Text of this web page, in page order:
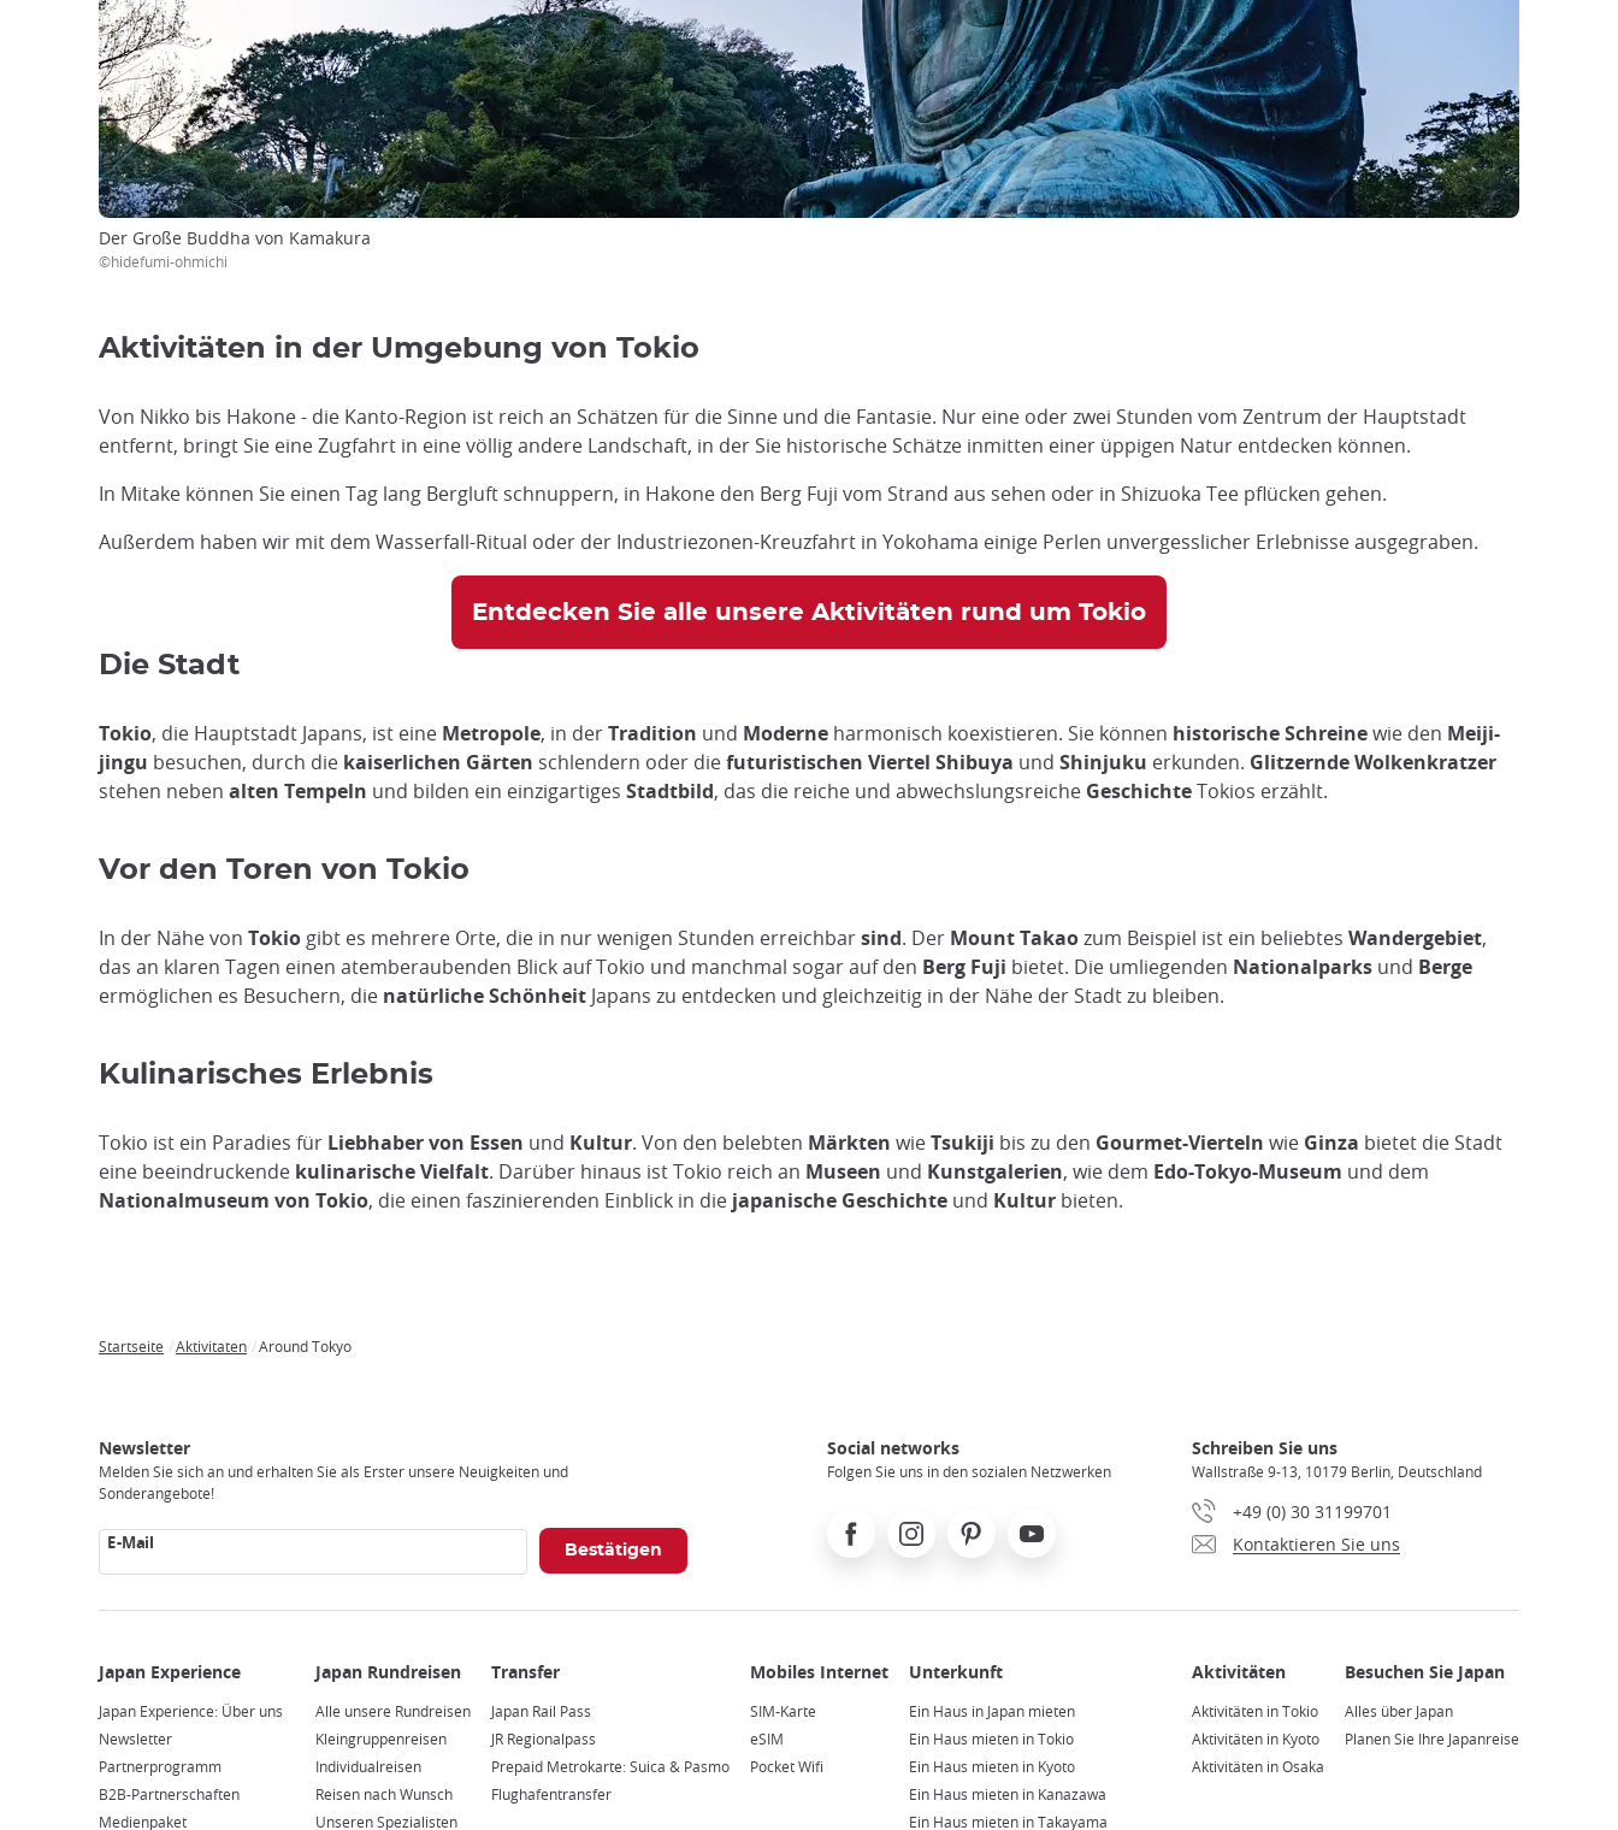
Der Große Buddha von Kamakura
©hidefumi-ohmichi
Aktivitäten in der Umgebung von Tokio
Von Nikko bis Hakone - die Kanto-Region ist reich an Schätzen für die Sinne und die Fantasie. Nur eine oder zwei Stunden vom Zentrum der Hauptstadt
entfernt, bringt Sie eine Zugfahrt in eine völlig andere Landschaft, in der Sie historische Schätze inmitten einer üppigen Natur entdecken können.
In Mitake können Sie einen Tag lang Bergluft schnuppern, in Hakone den Berg Fuji vom Strand aus sehen oder in Shizuoka Tee pflücken gehen.
Außerdem haben wir mit dem Wasserfall-Ritual oder der Industriezonen-Kreuzfahrt in Yokohama einige Perlen unvergesslicher Erlebnisse ausgegraben.
Entdecken Sie alle unsere Aktivitäten rund um Tokio
Die Stadt
Tokio, die Hauptstadt Japans, ist eine Metropole, in derTradition und Moderne harmonisch koexistieren. Sie können historische Schreinewie den Meiji-
jingu besuchen, durch die kaiserlichen Gärten schlendern oder diefuturistischen Viertel Shibuya und Shinjuku erkunden. Glitzernde Wolkenkratzer
stehen neben alten Tempeln und bilden ein einzigartiges Stadtbild, das die reiche und abwechslungsreiche GeschichteTokios erzählt.
Vor den Toren von Tokio
In der Nähe von Tokio gibt es mehrere Orte, die in nur wenigen Stunden erreichbarsind. Der Mount Takaozum Beispiel ist ein beliebtes Wandergebiet,
das an klaren Tagen einen atemberaubenden Blick auf Tokio und manchmal sogar auf den Berg Fuji bietet. Die umliegenden Nationalparks und Berge
ermöglichen es Besuchern, die natürliche Schönheit Japans zu entdecken und gleichzeitig in der Nähe der Stadt zu bleiben.
Kulinarisches Erlebnis
Tokio ist ein Paradies für Liebhaber von Essen und Kultur. Von den belebten Märkten wieTsukiji bis zu den Gourmet-Vierteln wie Ginza bietet die Stadt
eine beeindruckende kulinarische Vielfalt. Darüber hinaus ist Tokio reich an Museen und Kunstgalerien, wie dem Edo-Tokyo-Museum und dem
Nationalmuseum von Tokio, die einen faszinierenden Einblick in die japanische Geschichte und Kultur bieten.
Startseite Aktivitaten Around Tokyo
Newsletter
Melden Sie sich an und erhalten Sie als Erster unsere Neuigkeiten und
Sonderangebote!
E-Mail
Social networks
Folgen Sie uns in den sozialen Netzwerken
FacebookInstagramPinterest Youtube
Schreiben Sie uns
Wallstraße 9-13, 10179 Berlin, Deutschland
+49 (0) 30 31199701
Kontaktieren Sie uns
Experience
Japan Experience: Über uns
Newsletter
Partnerprogramm
B2B-Partnerschaften
Medienpaket
Rundreisen
Alle unsere Rundreisen
Kleingruppenreisen
Individualreisen
Reisen nach Wunsch
Unseren Spezialisten
Japan Rail Pass
JR Regionalpass
Prepaid Metrokarte: Suica & Pasmo
Flughafentransfer
Internet
SIM-Karte
eSIM
Pocket Wifi
Ein Haus in Japan mieten
Ein Haus mieten in Tokio
Ein Haus mieten in Kyoto
Ein Haus mieten in Kanazawa
Ein Haus mieten in Takayama
Aktivitäten in Tokio
Aktivitäten in Kyoto
Aktivitäten in Osaka
Sie
Japan
Alles über Japan
Planen Sie Ihre Japanreise